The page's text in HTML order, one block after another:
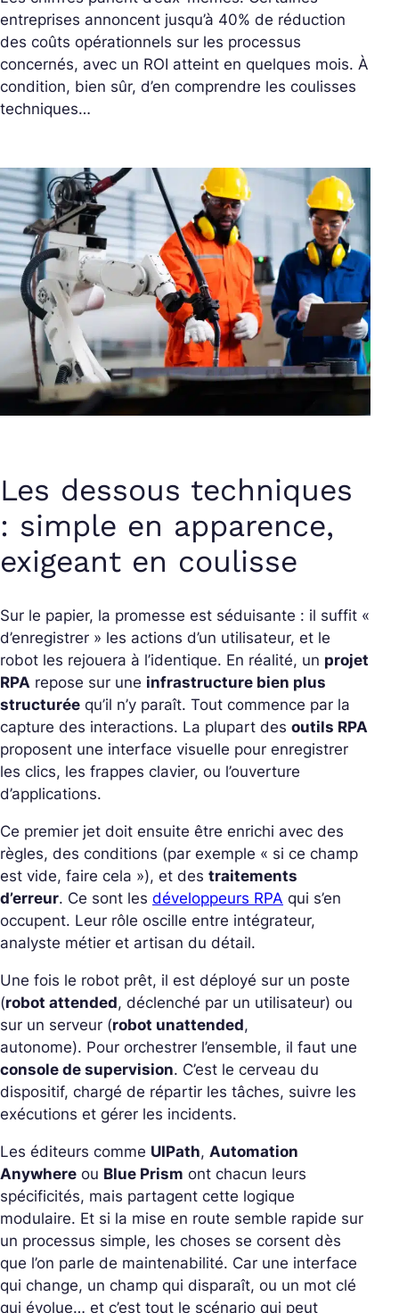
entreprises annoncent jusqu’à 40% de réduction
des coûts opérationnels sur les processus
concernés, avec un ROI atteint en quelques mois. À
condition, bien sûr, d’en comprendre les coulisses
techniques…
Les dessous techniques
: simple en apparence,
exigeant en coulisse
Sur le papier, la promesse est séduisante : il suffit «
d’enregistrer » les actions d’un utilisateur, et le
robot les rejouera à l’identique. En réalité, un projet
RPA repose sur une infrastructure bien plus
structurée qu’il n’y paraît. Tout commence par la
capture des interactions. La plupart des outils RPA
proposent une interface visuelle pour enregistrer
les clics, les frappes clavier, ou l’ouverture
d’applications.
Ce premier jet doit ensuite être enrichi avec des
règles, des conditions (par exemple « si ce champ
est vide, faire cela »), et des traitements
d’erreur. Ce sont les développeurs RPA qui s’en
occupent. Leur rôle oscille entre intégrateur,
analyste métier et artisan du détail.
Une fois le robot prêt, il est déployé sur un poste
(robot attended, déclenché par un utilisateur) ou
sur un serveur (robot unattended,
autonome). Pour orchestrer l’ensemble, il faut une
console de supervision. C’est le cerveau du
dispositif, chargé de répartir les tâches, suivre les
exécutions et gérer les incidents.
Les éditeurs comme UIPath, Automation
Anywhere ou Blue Prism ont chacun leurs
spécificités, mais partagent cette logique
modulaire. Et si la mise en route semble rapide sur
un processus simple, les choses se corsent dès
que l’on parle de maintenabilité. Car une interface
qui change, un champ qui disparaît, ou un mot clé
qui évolue… et c’est tout le scénario qui peut